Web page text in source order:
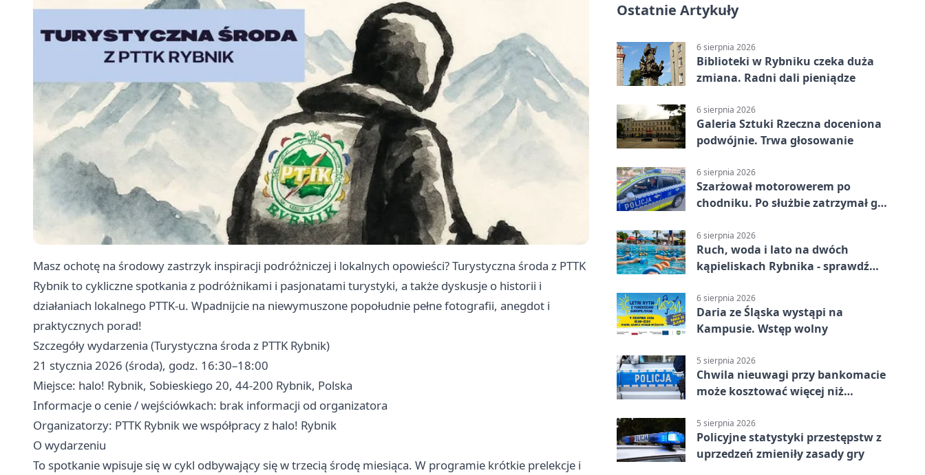
Masz ochotę na środowy zastrzyk inspiracji podróżniczej i lokalnych opowieści? Turystyczna środa z PTTK
Rybnik to cykliczne spotkania z podróżnikami i pasjonatami turystyki, a także dyskusje o historii i
działaniach lokalnego PTTK-u. Wpadnijcie na niewymuszone popołudnie pełne fotografii, anegdot i
praktycznych porad!
Szczegóły wydarzenia (Turystyczna środa z PTTK Rybnik)
21 stycznia 2026 (środa), godz. 16:30–18:00
Miejsce: halo! Rybnik, Sobieskiego 20, 44-200 Rybnik, Polska
Informacje o cenie / wejściówkach: brak informacji od organizatora
Organizatorzy: PTTK Rybnik we współpracy z halo! Rybnik
O wydarzeniu
To spotkanie wpisuje się w cykl odbywający się w trzecią środę miesiąca. W programie krótkie prelekcje i
Ostatnie Artykuły
6 sierpnia 2026
Biblioteki w Rybniku czeka duża
zmiana. Radni dali pieniądze
6 sierpnia 2026
Galeria Sztuki Rzeczna doceniona
podwójnie. Trwa głosowanie
6 sierpnia 2026
Szarżował motorowerem po
chodniku. Po służbie zatrzymał go
6 sierpnia 2026
Ruch, woda i lato na dwóch
kąpieliskach Rybnika - sprawdź
6 sierpnia 2026
Daria ze Śląska wystąpi na
Kampusie. Wstęp wolny
5 sierpnia 2026
Chwila nieuwagi przy bankomacie
może kosztować więcej niż
5 sierpnia 2026
Policyjne statystyki przestępstw z
uprzedzeń zmieniły zasady gry